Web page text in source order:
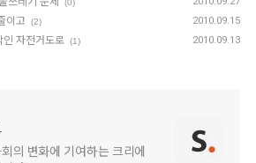
(0)
이고 (2) 2010.09.15
인 자전거도로 (1) 2010.09.13
의 변화에 기여하는 크리에